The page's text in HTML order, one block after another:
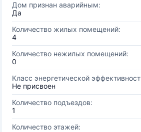
Дом признан аварийным:
Да
Количество жилых помещений:
4
Количество нежилых помещений:
0
Класс энергетической
Не присвоен
Количество подъездов:
1
Количество этажей: